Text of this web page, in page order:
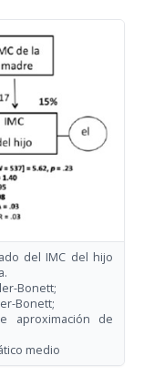
del IMC del hijo
Bonett;
Bonett;
aproximación de
medio